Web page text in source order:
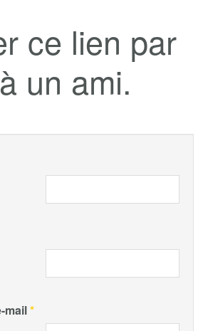
ce lien par
un ami.
mail*